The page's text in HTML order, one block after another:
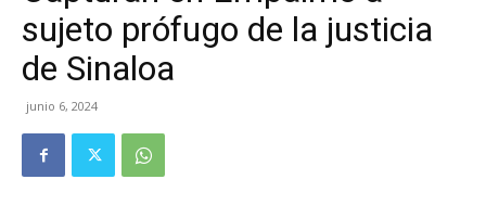
sujeto prófugo de la justicia
de Sinaloa
junio 6, 2024